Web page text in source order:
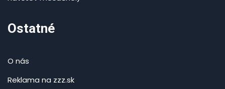
Ostatné
O nás
Reklama na zzz.sk